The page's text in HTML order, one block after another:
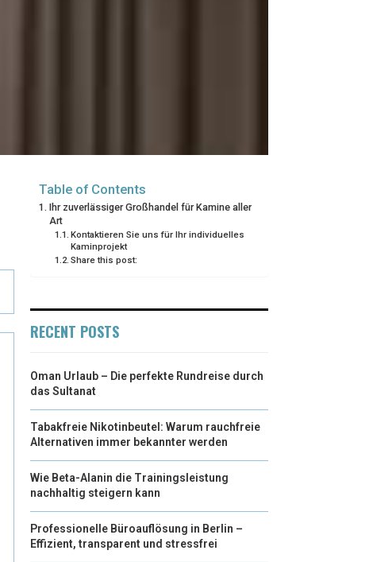
Table of Contents
Ihr zuverlässiger Großhandel für Kamine aller
Art
Kontaktieren Sie uns für Ihr individuelles
Kaminprojekt
Share this post:
RECENT POSTS
Oman Urlaub – Die perfekte Rundreise durch
das Sultanat
Tabakfreie Nikotinbeutel: Warum rauchfreie
Alternativen immer bekannter werden
Wie Beta-Alanin die Trainingsleistung
nachhaltig steigern kann
Professionelle Büroauflösung in Berlin –
Effizient, transparent und stressfrei